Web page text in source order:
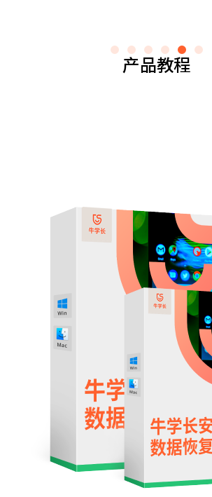
产品教程